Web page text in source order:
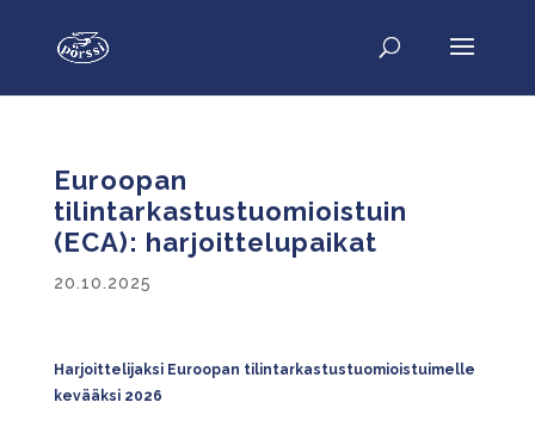
Euroopan
tilintarkastustuomioistuin
(ECA): harjoittelupaikat
20.10.2025
Harjoittelijaksi Euroopan tilintarkastustuomioistuimelle
kevääksi 2026